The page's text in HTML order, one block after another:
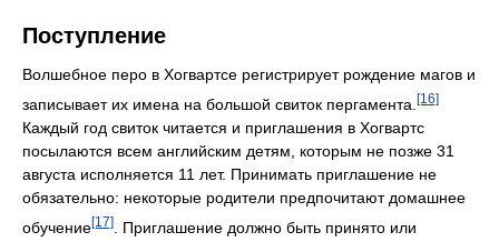
Поступление
Волшебное перо в Хогвартсе регистрирует рождение магов и
записывает их имена на большой свиток пергамента. [16]
Каждый год свиток читается и приглашения в Хогвартс
посылаются всем английским детям, которым не позже 31
августа исполняется 11 лет. Принимать приглашение не
обязательно: некоторые родители предпочитают домашнее
обучение[17]
. Приглашение должно быть принято или